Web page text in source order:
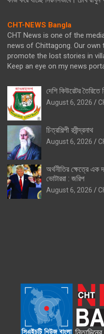
CHT-NEWS Bangla
CHT News is one of the
news of Chittagong. Our
promote the lost stories in
Keep an eye on my news
দেশি কিউরেটর
August 6, 2026
চিত্রশিল্পী রবীন্দ্রনাথ
August 6, 2026
অর্থনীতির ক্ষেত্রে এক
ভোটাররা : জরিপ
August 6, 2026